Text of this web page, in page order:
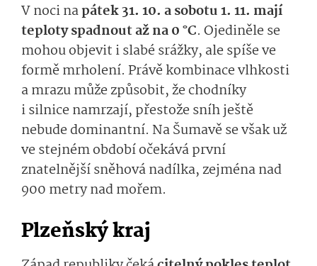
V noci napátek 31. 10. a sobotu 1. 11. mají
teploty spadnout až na 0 °C. Ojediněle se
mohou objevit i slabé srážky, ale spíše ve
formě mrholení. Právě kombinace vlhkosti
a mrazu může způsobit, že chodníky
i silnice namrzají, přestože sníh ještě
nebude dominantní. Na Šumavě se však už
ve stejném období očekává první
znatelnější sněhová nadílka, zejména nad
900 metry nad mořem.
Plzeňský kraj